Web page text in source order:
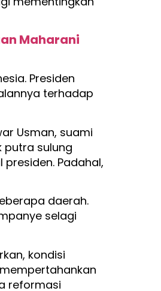
Maharani
Presiden
terhadap
Usman, suami
putra sulung
Padahal,
daerah.
selagi
kondisi
reformasi